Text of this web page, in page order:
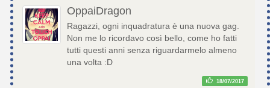
OppaiDragon
Ragazzi, ogni inquadratura è una nuova gag.
Non me lo ricordavo così bello, come ho fatti
tutti questi anni senza riguardarmelo almeno
una volta :D
18/07/2017